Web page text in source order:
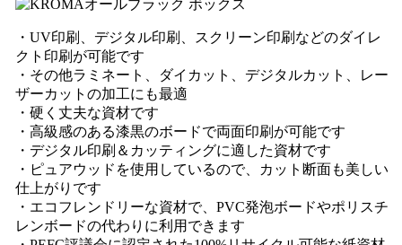
・UV印刷、デジタル印刷、スクリーン印刷などのダイレ
クト印刷が可能です
・その他ラミネート、ダイカット、デジタルカット、レー
ザーカットの加工にも最適
・硬く丈夫な資材です
・高級感のある漆黒のボードで両面印刷が可能です
・デジタル印刷＆カッティングに適した資材です
・ピュアウッドを使用しているので、カット断面も美しい
仕上がりです
・エコフレンドリーな資材で、PVC発泡ボードやポリスチ
レンボードの代わりに利用できます